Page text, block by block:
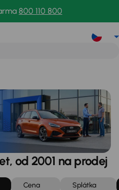
800 110 800
od 2001 na prodej
Cena
Splátka